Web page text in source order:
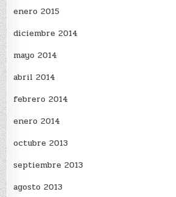
enero 2015
diciembre 2014
mayo 2014
abril 2014
febrero 2014
enero 2014
octubre 2013
septiembre 2013
agosto 2013